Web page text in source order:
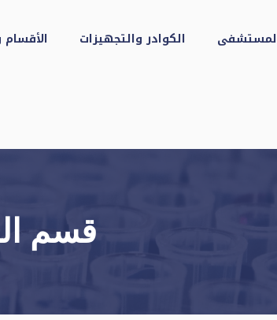
الكوادر والتجهيزات الأقسام
قسم